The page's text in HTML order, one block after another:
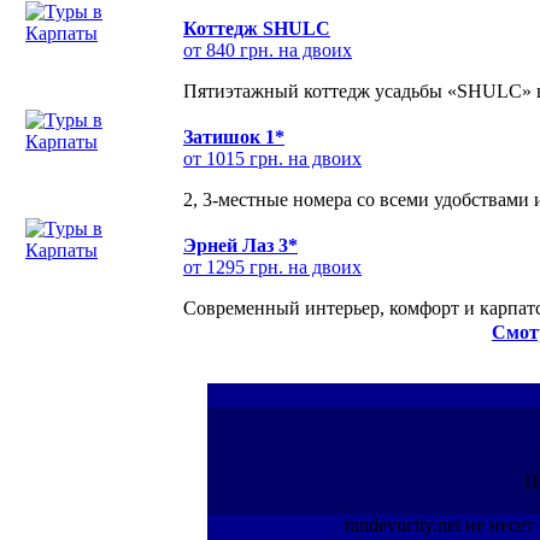
Коттедж SHULC
от 840 грн. на двоих
Пятиэтажный коттедж усадьбы «SHULC»
Затишок 1*
от 1015 грн. на двоих
2, 3-местные номера со всеми
Эрней Лаз 3*
от 1295 грн. на двоих
Современный интерьер, комфорт и
randevucity.net не